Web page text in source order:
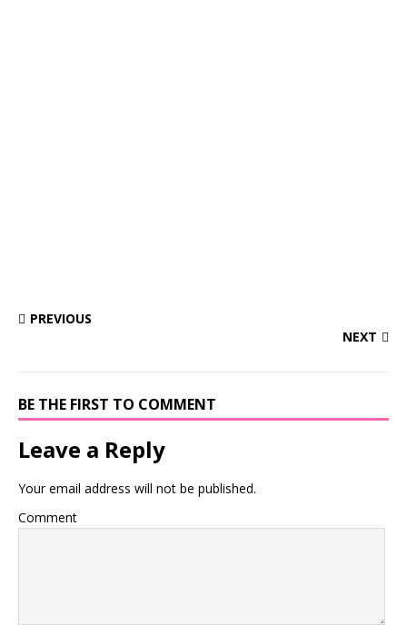
PREVIOUS
NEXT
BE THE FIRST TO COMMENT
Leave a Reply
Your email address will not be published.
Comment